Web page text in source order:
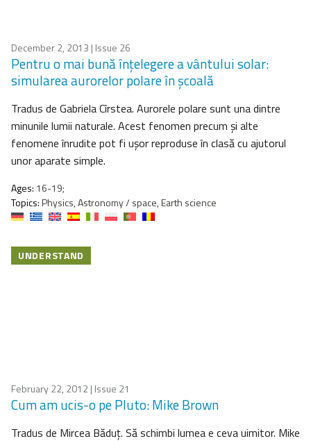
December 2, 2013 | Issue 26
Pentru o mai bună înțelegere a vântului solar:
simularea aurorelor polare în școală
Tradus de Gabriela Cîrstea. Aurorele polare sunt una dintre
minunile lumii naturale. Acest fenomen precum și alte
fenomene înrudite pot fi ușor reproduse în clasă cu ajutorul
unor aparate simple.
Ages: 16-19;
Topics:Physics, Astronomy / space, Earth science
UNDERSTAND
February 22, 2012| Issue 21
Cum am ucis-o pe Pluto: Mike Brown
Tradus de Mircea Băduţ. Să schimbi lumea e ceva uimitor. Mike